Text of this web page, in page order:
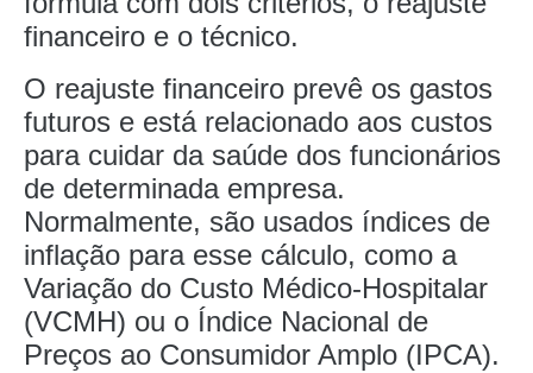
financeiro e o técnico.
O reajuste financeiro prevê os gastos
futuros e está relacionado aos custos
para cuidar da saúde dos funcionários
de determinada empresa.
Normalmente, são usados índices de
inflação para esse cálculo, como a
Variação do Custo Médico-Hospitalar
(VCMH) ou o Índice Nacional de
Preços ao Consumidor Amplo (IPCA).